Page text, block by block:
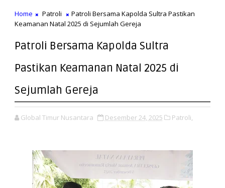
Home Patroli
Patroli Bersama Kapolda Sultra Pastikan
Keamanan Natal 2025 di Sejumlah Gereja
Patroli Bersama Kapolda Sultra
Pastikan Keamanan Natal 2025 di
Sejumlah Gereja
Global Timur Nusantara Desember 24, 2025 Patroli,